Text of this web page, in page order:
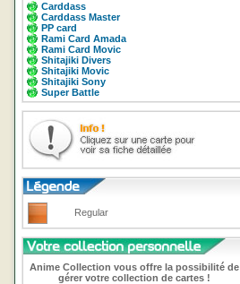
Carddass
Carddass Master
PP card
Rami Card Amada
Rami Card Movic
Shitajiki Divers
Shitajiki Movic
Shitajiki Sony
Super Battle
Regular
Anime Collection vous offre la possibilité de
gérer votre collection de cartes !